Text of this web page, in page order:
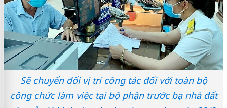
Sẽ chuyển đổi vị trí công tác đối với toàn bộ
công chức làm việc tại bộ phận trước bạ nhà đất